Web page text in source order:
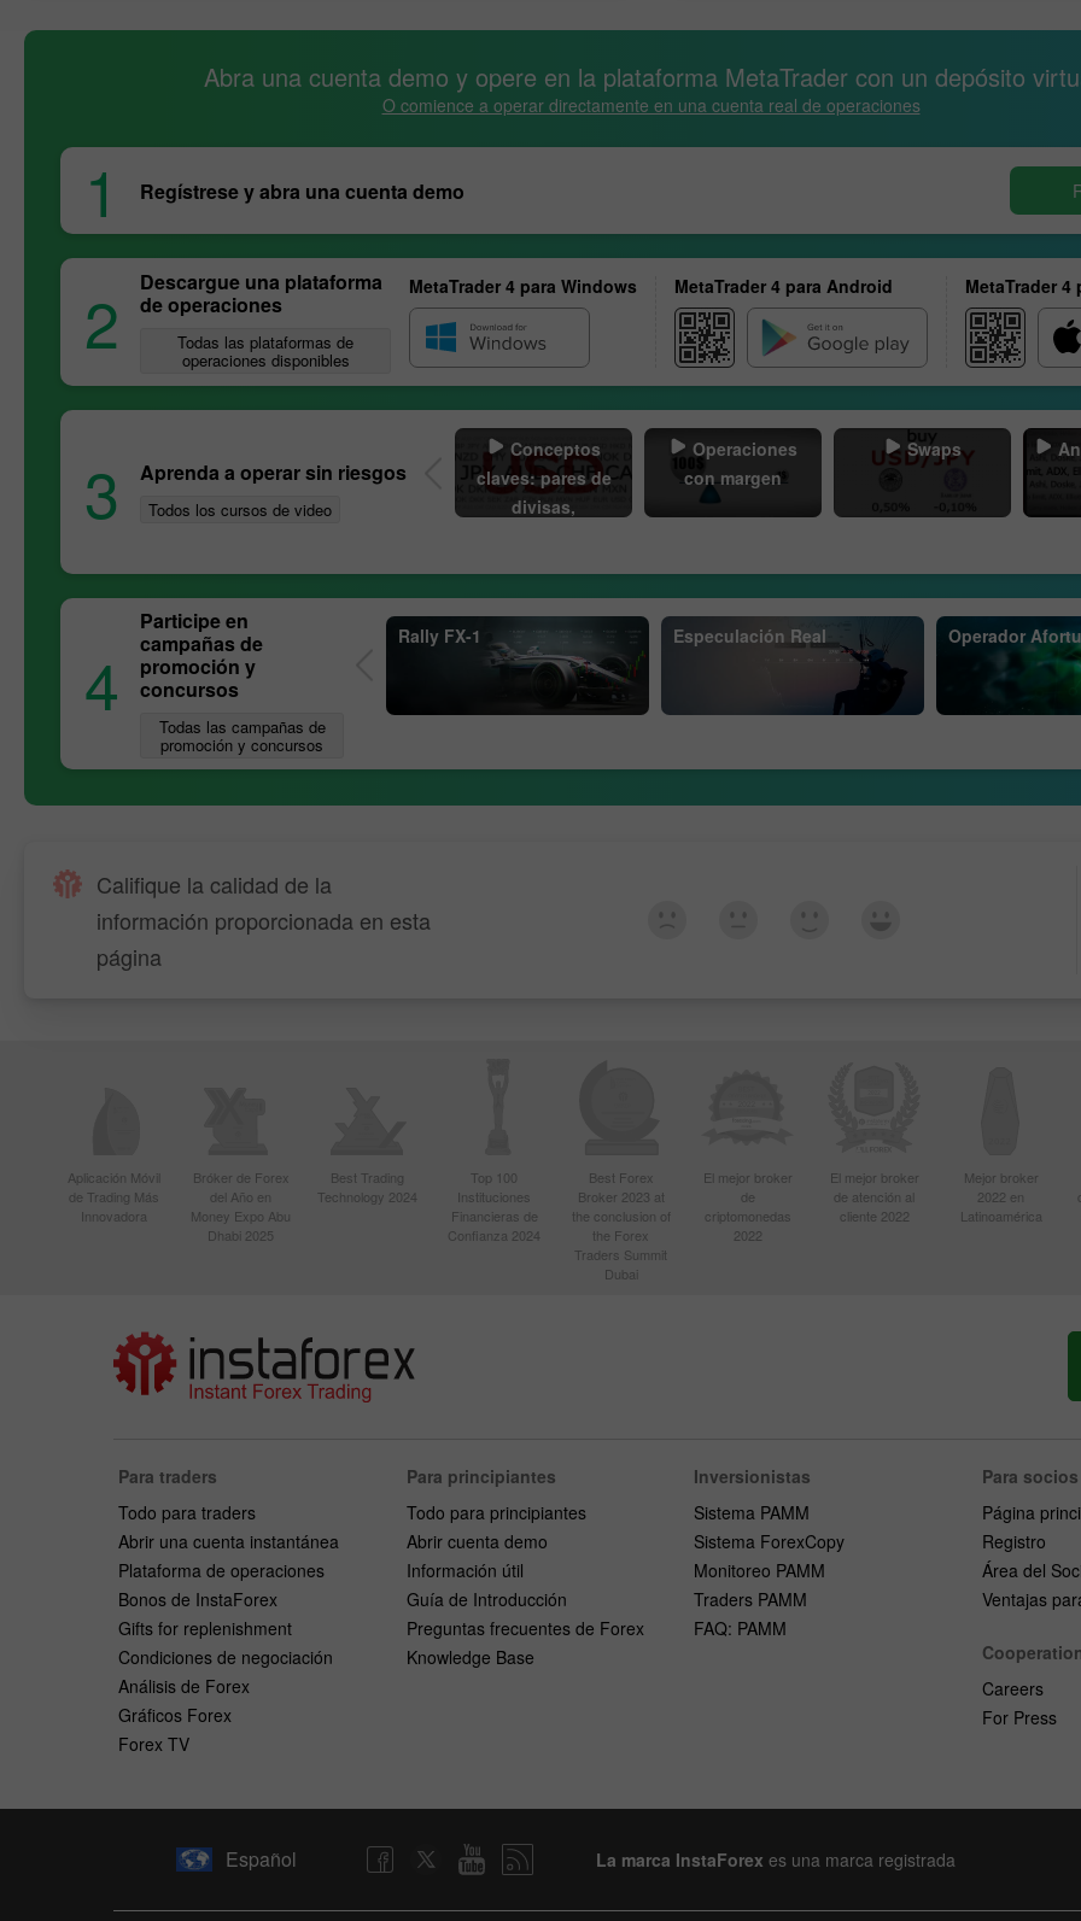
Abra una cuenta demo y opere en la plataforma MetaTrader con un depósito
O comience a operar directamente en una cuenta real de operaciones
1 Regístrese y abra una cuenta demo
2
Descargue una plataforma
de operaciones
Todas las plataformas de
operaciones disponibles
MetaTrader 4 para Windows MetaTrader 4 para Android MetaTrader 4
3 Aprenda a operar sin riesgos
Todos los cursos de video
futuros
detallada de los
pares de divisas
Conceptos
claves: pares de
divisas,
Operaciones
con margen
Swaps
4
Participe en
campañas de
promoción y
concursos
Todas las campañas de
promoción y concursos
Gran Carrera de InstaForex Rally FX-1 Especulación Real Operador
Califique la calidad de la
información proporcionada en esta
página
Abrir una Cuenta
de Demostración
Abrir una Cuenta
Real
Aplicación Móvil
de Trading Más
Innovadora
Bróker de Forex
del Año en
Money Expo Abu
Dhabi 2025
Best Trading
Technology 2024
Top 100
Instituciones
Financieras de
Confianza 2024
Best Forex
Broker 2023 at
the conclusion of
the Forex
Traders Summit
Dubai
El mejor broker
de
criptomonedas
2022
El mejor broker
de atención al
cliente 2022
Mejor broker
2022 en
Latinoamérica
Para traders
Todo para traders
Abrir una cuenta instantánea
Plataforma de operaciones
Bonos de InstaForex
Gifts for replenishment
Condiciones de negociación
Análisis de Forex
Gráficos Forex
Forex TV
Para principiantes
Todo para principiantes
Abrir cuenta demo
Información útil
Guía de Introducción
Preguntas frecuentes de Forex
Knowledge Base
Inversionistas
Sistema PAMM
Sistema ForexCopy
Monitoreo PAMM
Traders PAMM
FAQ: PAMM
Para socios
Página
Registro
Área del
Ventajas
Careers
For Press
Español La marca InstaForex es una marca registrada